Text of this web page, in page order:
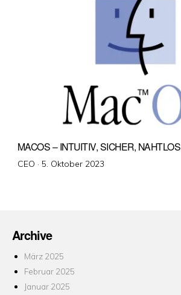
MACOS – INTUITIV, SICHER, NAHTLOS
CEO · Veröffentlicht
5. Oktober 2023
Archive
März 2025
Februar 2025
Januar 2025